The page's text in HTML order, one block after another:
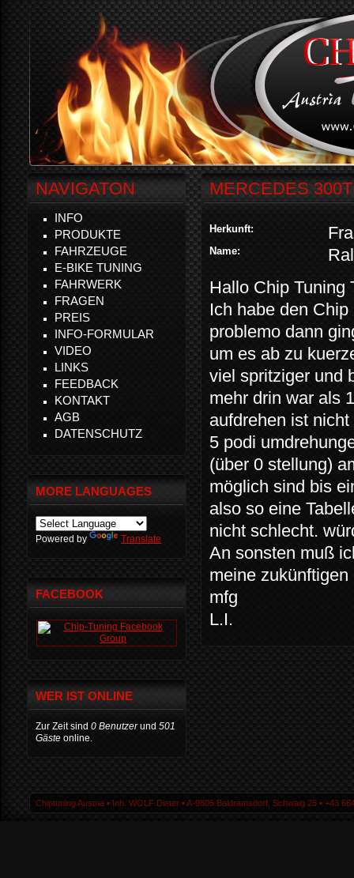
MERCEDES
Herkunft:
Name:
Hallo Chip Tuning
Ich habe den
problemo dann
um es ab zu
viel spritziger und
mehr drin war als
aufdrehen ist
5 podi
(über 0 stellung)
möglich sind bis
also so eine
nicht schlecht.
An sonsten muß
meine
mfg
L.I.
NAVIGATON
INFO
PRODUKTE
FAHRZEUGE
E-BIKE TUNING
FAHRWERK
FRAGEN
PREIS
INFO-FORMULAR
VIDEO
LINKS
FEEDBACK
KONTAKT
AGB
DATENSCHUTZ
MORE LANGUAGES
Powered by Translate
FACEBOOK
WER IST ONLINE
Zur Zeit sind 0 Benutzerund 501
Gäste online.
Chiptuning Austria ▪ Inh. WOLF Dieter ▪ A-9805 Baldramsdorf, Schwaig 25 ▪ +43